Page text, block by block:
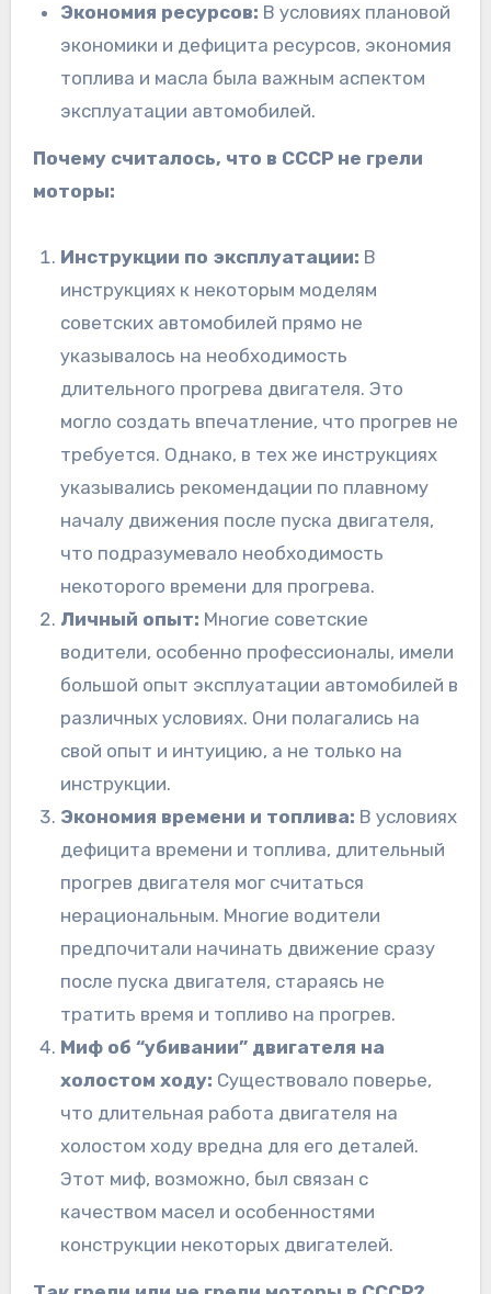
Экономия ресурсов: В условиях плановой
экономики и дефицита ресурсов, экономия
топлива и масла была важным аспектом
эксплуатации автомобилей.
Почему считалось, что в СССР не грели
моторы:
Инструкции по эксплуатации: В
инструкциях к некоторым моделям
советских автомобилей прямо не
указывалось на необходимость
длительного прогрева двигателя. Это
могло создать впечатление, что прогрев не
требуется. Однако, в тех же инструкциях
указывались рекомендации по плавному
началу движения после пуска двигателя,
что подразумевало необходимость
некоторого времени для прогрева.
Личный опыт: Многие советские
водители, особенно профессионалы, имели
большой опыт эксплуатации автомобилей в
различных условиях. Они полагались на
свой опыт и интуицию, а не только на
инструкции.
Экономия времени и топлива: В условиях
дефицита времени и топлива, длительный
прогрев двигателя мог считаться
нерациональным. Многие водители
предпочитали начинать движение сразу
после пуска двигателя, стараясь не
тратить время и топливо на прогрев.
Миф об “убивании” двигателя на
холостом ходу: Существовало поверье,
что длительная работа двигателя на
холостом ходу вредна для его деталей.
Этот миф, возможно, был связан с
качеством масел и особенностями
конструкции некоторых двигателей.